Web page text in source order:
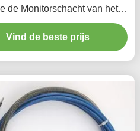
de Monitorschacht van het
Asverplaatsing van
Generator Operat
Vind de beste prijs